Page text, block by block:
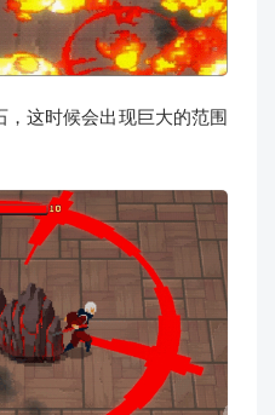
这时候会出现巨大的范围